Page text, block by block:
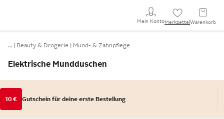
Mein KontoMerkzettel Warenkorb
… Beauty & Drogerie Mund- & Zahnpflege
Elektrische Mundduschen
10 € Gutschein für deine erste Bestellung